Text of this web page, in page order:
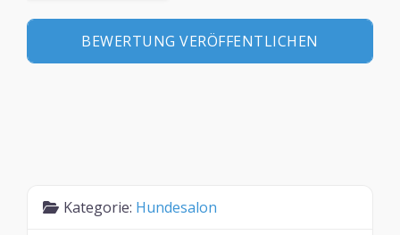
Kategorie: Hundesalon